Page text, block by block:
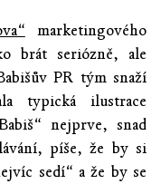
marketingového
brát seriózně, ale
PR tým snaží
typická ilustrace
nejprve, snad
píše, že by si
sedí“ a že by se